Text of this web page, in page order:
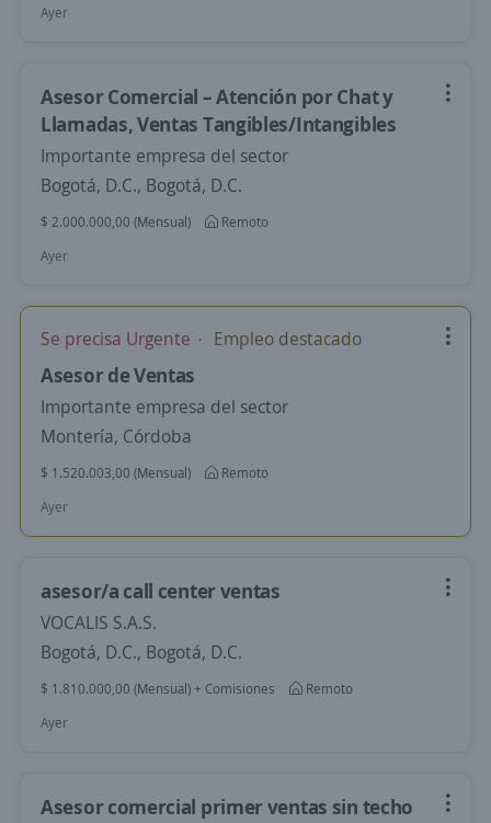
Ayer
Asesor Comercial – Atención por Chat y
Llamadas, Ventas Tangibles/Intangibles
Importante empresa del sector
Bogotá, D.C., Bogotá, D.C.
$ 2.000.000,00 (Mensual)
Remoto
Ayer
Se precisa Urgente Empleo destacado
Asesor de Ventas
Importante empresa del sector
Montería, Córdoba
$ 1.520.003,00 (Mensual)
Remoto
Ayer
asesor/a call center ventas
VOCALIS S.A.S.
Bogotá, D.C., Bogotá, D.C.
$ 1.810.000,00 (Mensual) + Comisiones
Remoto
Ayer
Asesor comercial primer ventas sin techo